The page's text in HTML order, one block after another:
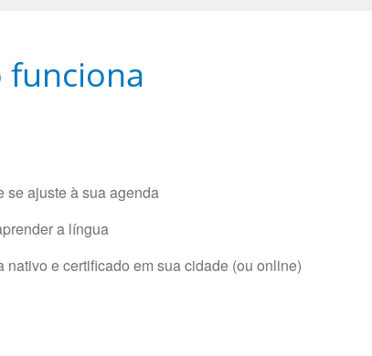
funciona
se ajuste à sua agenda
a língua
e certificado em sua cidade (ou online)